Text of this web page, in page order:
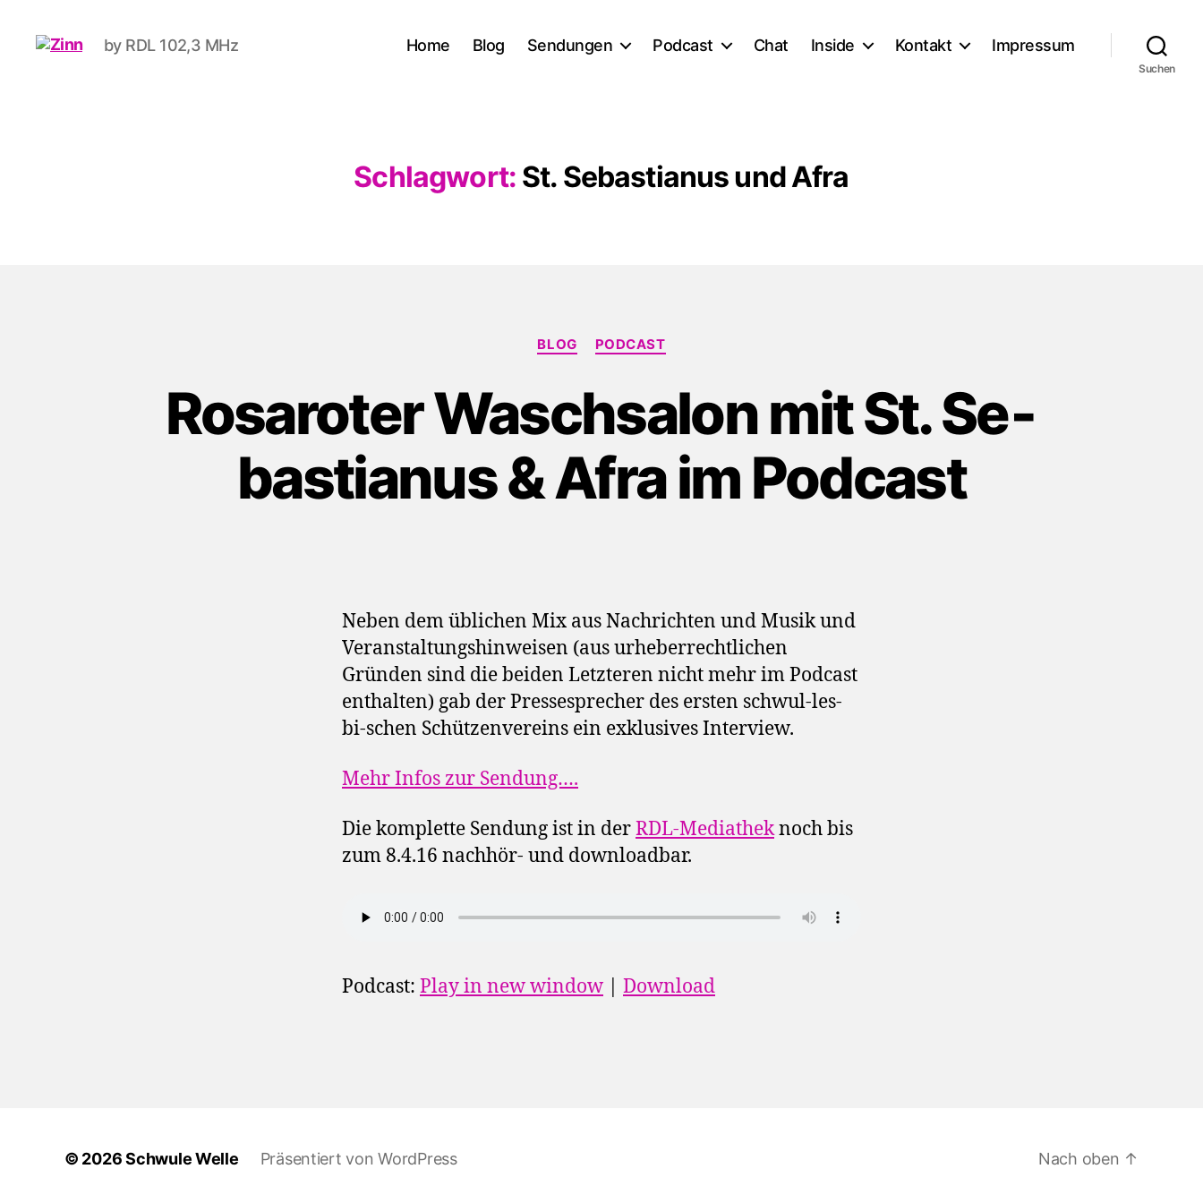
by RDL 102,3 MHz Home Blog Sendungen Podcast Chat Inside Kontakt Impressum
Suchen
Schlagwort: St. Sebastianus und Afra
Kategorien
BLOG PODCAST
Rosaroter Wasch­salon mit St. Se­
bastian­us & Afra im Podcast
Neben dem üblichen Mix aus Nachrichten und Musik und
Veranstaltungshinweisen (aus urheberrechtlichen
Gründen sind die beiden Letzteren nicht mehr im Podcast
enthalten) gab der Pressesprecher des ersten schwul-les-
bi-schen Schützenvereins ein exklusives Interview.
Mehr Infos zur Sendung….
Die komplette Sendung ist in derRDL-Mediatheknoch bis
zum 8.4.16 nachhör- und downloadbar.
Podcast: Play in new window Download
© 2026Schwule Welle Präsentiert von WordPress Nach oben ↑